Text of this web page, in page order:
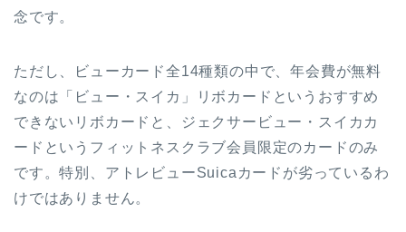
念です。
ただし、ビューカード全14種類の中で、年会費が無料
なのは「ビュー・スイカ」リボカードというおすすめ
できないリボカードと、ジェクサービュー・スイカカ
ードというフィットネスクラブ会員限定のカードのみ
です。特別、アトレビューSuicaカードが劣っているわ
けではありません。